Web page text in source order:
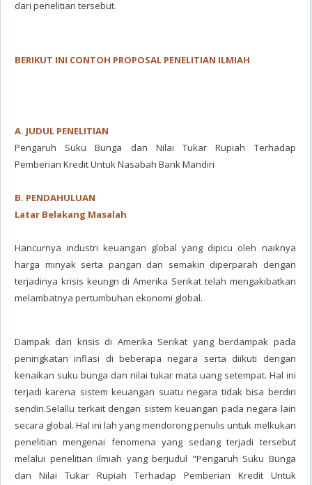
dari penelitian tersebut.
BERIKUT INI CONTOH PROPOSAL PENELITIAN ILMIAH
A. JUDUL PENELITIAN
Pengaruh Suku Bunga dan Nilai Tukar Rupiah Terhadap
Pemberian Kredit Untuk Nasabah Bank Mandiri
B. PENDAHULUAN
Latar Belakang Masalah
Hancurnya industri keuangan global yang dipicu oleh naiknya
harga minyak serta pangan dan semakin diperparah dengan
terjadinya krisis keungn di Amerika Serikat telah mengakibatkan
melambatnya pertumbuhan ekonomi global.
Dampak dari krisis di Amerika Serikat yang berdampak pada
peningkatan inflasi di beberapa negara serta diikuti dengan
kenaikan suku bunga dan nilai tukar mata uang setempat. Hal ini
terjadi karena sistem keuangan suatu negara tidak bisa berdiri
sendiri.Selallu terkait dengan sistem keuangan pada negara lain
secara global. Hal ini lah yang mendorong penulis untuk melkukan
penelitian mengenai fenomena yang sedang terjadi tersebut
melalui penelitian ilmiah yang berjudul "Pengaruh Suku Bunga
dan Nilai Tukar Rupiah Terhadap Pemberian Kredit Untuk